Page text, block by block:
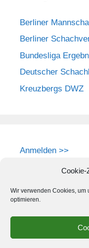
Cookie-
Wir verwenden Cookies, um
optimieren.
Berliner
Berliner
Bundesliga
Deutscher
Kreuzbergs DWZ
Anmelden >>